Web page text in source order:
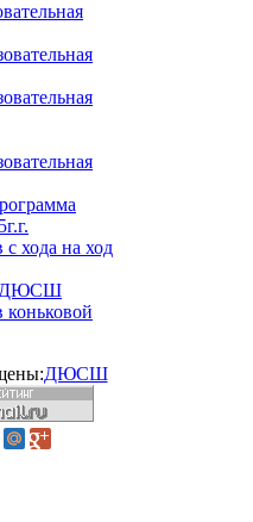
хода на ход
ДЮСШ
ДЮСШ